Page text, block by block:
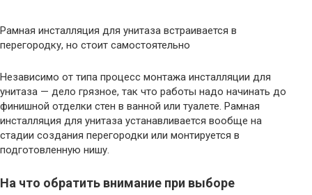
Рамная инсталляция для унитаза встраивается в
перегородку, но стоит самостоятельно
Независимо от типа процесс монтажа инсталляции для
унитаза — дело грязное, так что работы надо начинать до
финишной отделки стен в ванной или туалете. Рамная
инсталляция для унитаза устанавливается вообще на
стадии создания перегородки или монтируется в
подготовленную нишу.
На что обратить внимание при выборе